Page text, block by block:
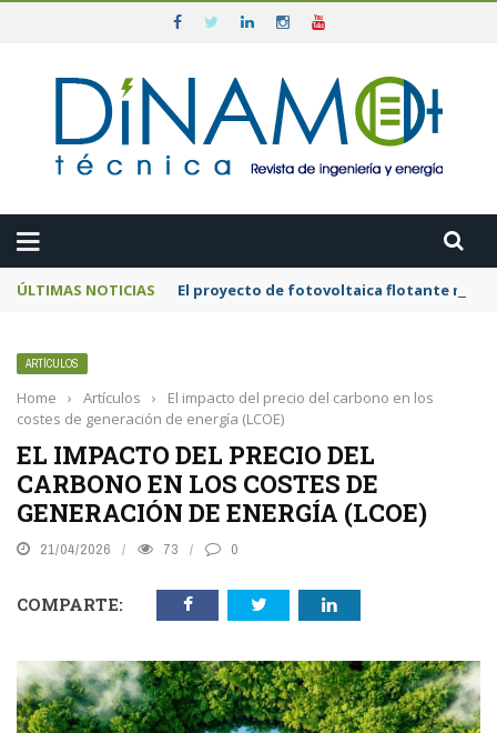
ÚLTIMAS NOTICIAS El proyecto de fotovoltaica flotante
ARTÍCULOS
Home › Artículos ›
El impacto del precio del carbono en los
costes de generación de energía (LCOE)
EL IMPACTO DEL PRECIO DEL
CARBONO EN LOS COSTES DE
GENERACIÓN DE ENERGÍA (LCOE)
21/04/2026 73 0
COMPARTE: